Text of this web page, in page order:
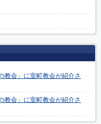
教会」に室町教会が紹介さ
教会」に室町教会が紹介さ